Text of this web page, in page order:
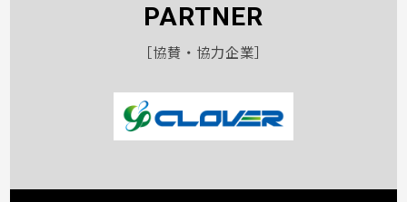
PARTNER
［協賛・協力企業］